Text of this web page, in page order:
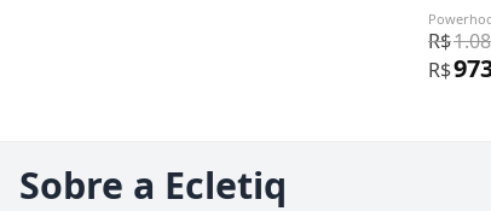
R$
R$
Sobre a Ecletiq